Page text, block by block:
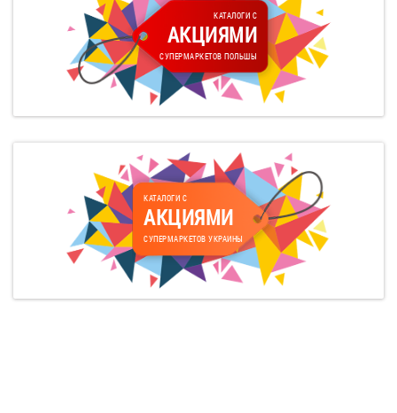
КАТАЛОГИ С
АКЦИЯМИ
СУПЕРМАРКЕТОВ ПОЛЬШЫ
КАТАЛОГИ С
АКЦИЯМИ
СУПЕРМАРКЕТОВ УКРАИНЫ